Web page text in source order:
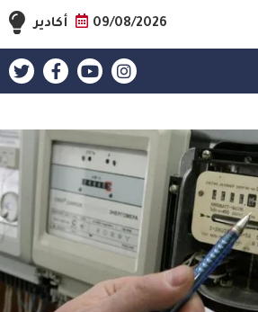
09/08/2026 أكادير